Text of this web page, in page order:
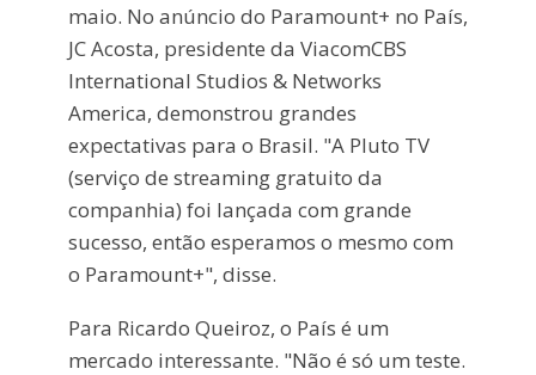
maio. No anúncio do Paramount+ no País,
JC Acosta, presidente da ViacomCBS
International Studios & Networks
America, demonstrou grandes
expectativas para o Brasil. "A Pluto TV
(serviço de streaming gratuito da
companhia) foi lançada com grande
sucesso, então esperamos o mesmo com
o Paramount+", disse.
Para Ricardo Queiroz, o País é um
mercado interessante. "Não é só um teste.